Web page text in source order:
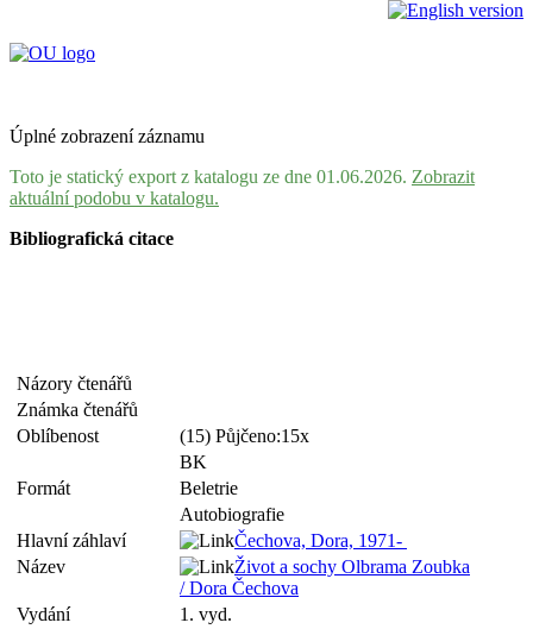
Úplné zobrazení záznamu
Toto je statický export z katalogu ze dne 01.06.2026. Zobrazit
aktuální podobu v katalogu.
Bibliografická citace
Názory čtenářů
Známka čtenářů
Oblíbenost
(15) Půjčeno:15x
BK
Formát
Beletrie
Autobiografie
Hlavní záhlaví
Čechova, Dora, 1971-
Název
Život a sochy Olbrama Zoubka
/ Dora Čechova
Vydání
1. vyd.